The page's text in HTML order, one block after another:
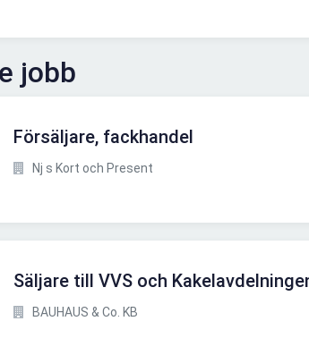
jobb
Försäljare, fackhandel
Nj s Kort och Present
Säljare till VVS och
BAUHAUS & Co. KB